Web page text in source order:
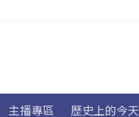
主播專區 歷史上的今天